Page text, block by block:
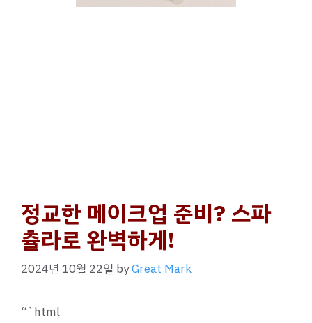
정교한 메이크업 준비? 스파
츌라로 완벽하게!
2024년 10월 22일 byGreat Mark
“`html